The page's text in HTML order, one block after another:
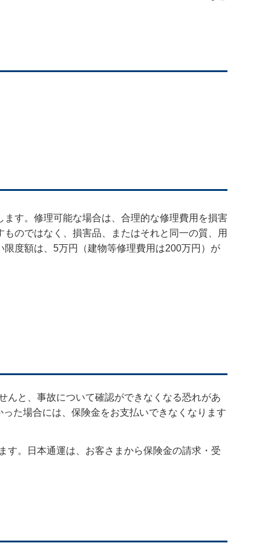
す。修理可能な場合は、合理的な修理費用を損害
のではなく、損害品、またはそれと同一の質、用
度額は、5万円（建物等修理費用は200万円）が
んと、事故について確認ができなくなる恐れがあ
た場合には、保険金をお支払いできなくなります
す。日本通運は、お客さまから保険金の請求・受